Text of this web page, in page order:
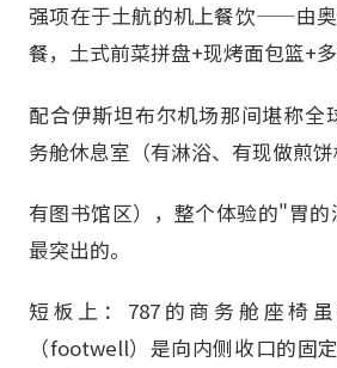
强项在于土航的机上餐饮——由
餐，土式前菜拼盘+现烤面包篮+多
配合伊斯坦布尔机场那间堪称全
务舱休息室（有淋浴、有现做煎饼
有图书馆区），整个体验的"胃
最突出的。
短板上：787的商务舱座椅
（footwell）是向内侧收口的固